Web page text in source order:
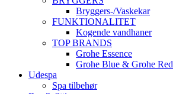
Bryggers-/Vaskekar
FUNKTIONALITET
Kogende vandhaner
TOP BRANDS
Grohe Essence
Grohe Blue & Grohe Red
Udespa
Spa tilbehør